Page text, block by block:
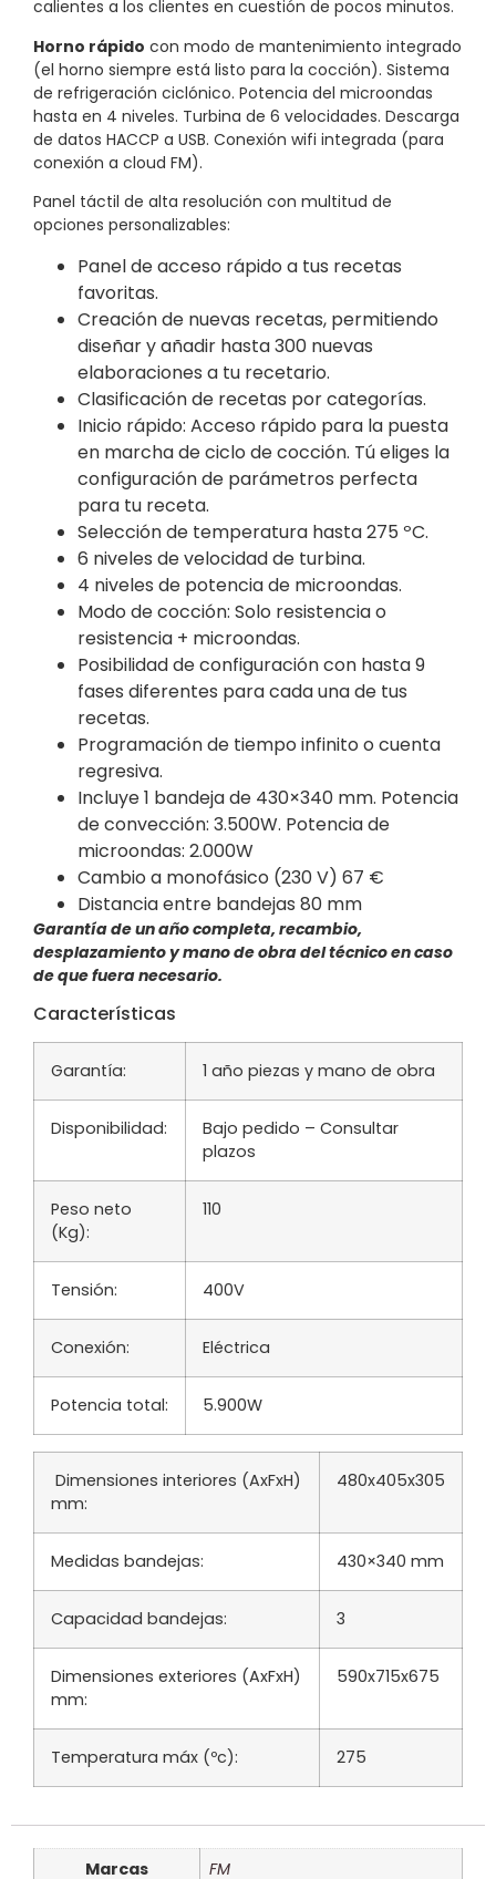
calientes a los clientes en cuestión de pocos minutos.
Horno rápido con modo de mantenimiento integrado
(el horno siempre está listo para la cocción). Sistema
de refrigeración ciclónico. Potencia del microondas
hasta en 4 niveles. Turbina de 6 velocidades. Descarga
de datos HACCP a USB. Conexión wifi integrada (para
conexión a cloud FM).
Panel táctil de alta resolución con multitud de
opciones personalizables:
Panel de acceso rápido a tus recetas
favoritas.
Creación de nuevas recetas, permitiendo
diseñar y añadir hasta 300 nuevas
elaboraciones a tu recetario.
Clasificación de recetas por categorías.
Inicio rápido: Acceso rápido para la puesta
en marcha de ciclo de cocción. Tú eliges la
configuración de parámetros perfecta
para tu receta.
Selección de temperatura hasta 275 ºC.
6 niveles de velocidad de turbina.
4 niveles de potencia de microondas.
Modo de cocción: Solo resistencia o
resistencia + microondas.
Posibilidad de configuración con hasta 9
fases diferentes para cada una de tus
recetas.
Programación de tiempo infinito o cuenta
regresiva.
Incluye 1 bandeja de 430×340 mm. Potencia
de convección: 3.500W. Potencia de
microondas: 2.000W
Cambio a monofásico (230 V) 67 €
Distancia entre bandejas 80 mm
Garantía de un año completa, recambio,
desplazamiento y mano de obra del técnico en caso
de que fuera necesario.
Características
Garantía: 1 año piezas y mano de obra
Disponibilidad:
Bajo pedido – Consultar
plazos
Peso neto
(Kg):
110
Tensión: 400V
Conexión: Eléctrica
Potencia total: 5.900W
Dimensiones interiores (AxFxH)
mm:
480x405x305
Medidas bandejas: 430×340 mm
Capacidad bandejas: 3
Dimensiones exteriores (AxFxH)
mm:
590x715x675
Temperatura máx (ºc): 275
Marcas FM